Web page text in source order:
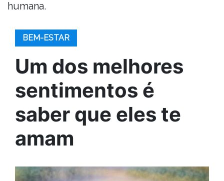
humana.
BEM-ESTAR
Um dos melhores
sentimentos é
saber que eles te
amam